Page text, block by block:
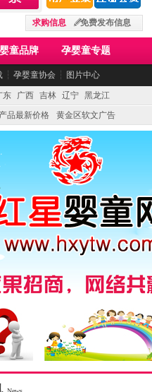
求购信息 免费发布信息
童品牌 孕婴童专题
┆ 孕婴童协会 ┆ 图片中心
东 广西 吉林 辽宁 黑龙江
品最新价格 黄金区软文广告